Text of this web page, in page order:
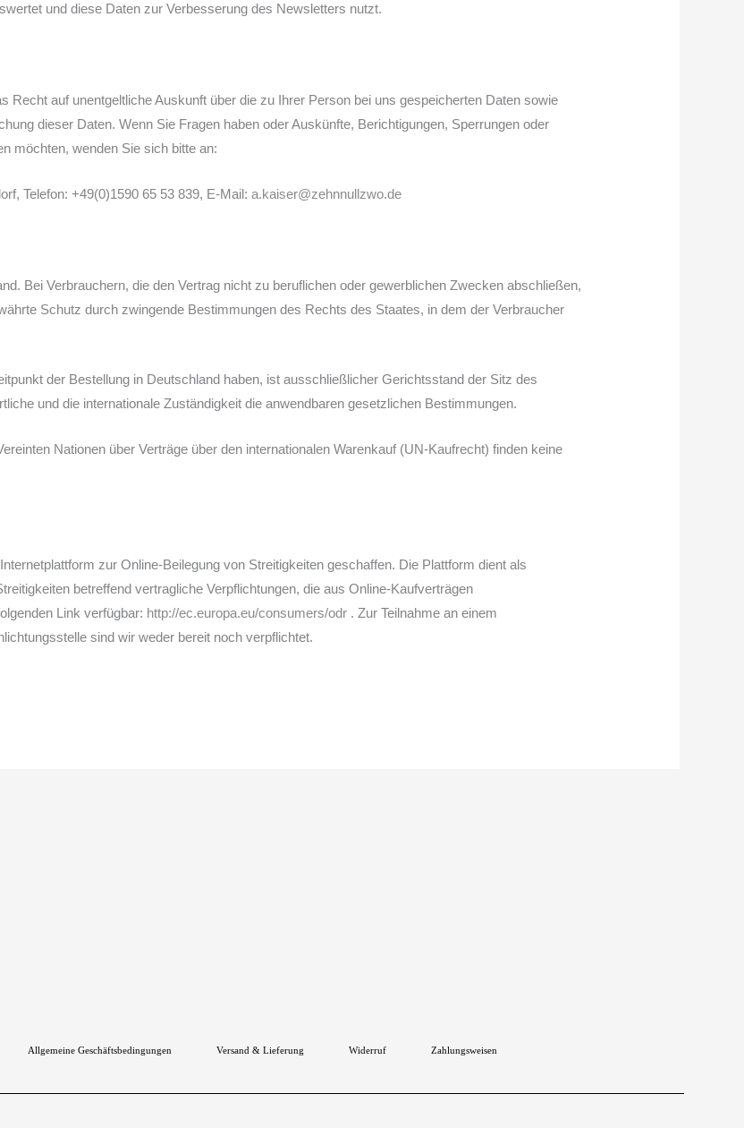
und diese Daten zur Verbesserung des Newsletters nutzt.
Recht auf unentgeltliche Auskunft über die zu Ihrer Person bei uns gespeicherten Daten sowie
dieser Daten. Wenn Sie Fragen haben oder Auskünfte, Berichtigungen, Sperrungen oder
möchten, wenden Sie sich bitte an:
Telefon: +49(0)1590 65 53 839, E-Mail: a.kaiser@zehnnullzwo.de
Bei Verbrauchern, die den Vertrag nicht zu beruflichen oder gewerblichen Zwecken abschließen,
Schutz durch zwingende Bestimmungen des Rechts des Staates, in dem der Verbraucher
der Bestellung in Deutschland haben, ist ausschließlicher Gerichtsstand der Sitz des
und die internationale Zuständigkeit die anwendbaren gesetzlichen Bestimmungen.
Nationen über Verträge über den internationalen Warenkauf (UN-Kaufrecht) finden keine
zur Online-Beilegung von Streitigkeiten geschaffen. Die Plattform dient als
betreffend vertragliche Verpflichtungen, die aus Online-Kaufverträgen
Link verfügbar: http://ec.europa.eu/consumers/odr . Zur Teilnahme an einem
sind wir weder bereit noch verpflichtet.
Allgemeine Geschäftsbedingungen Versand & Lieferung Widerruf Zahlungsweisen